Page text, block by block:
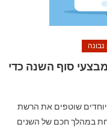
נבונה
סוף השנה כדי
שוטפים את הרשת
במהלך חכם של השנים